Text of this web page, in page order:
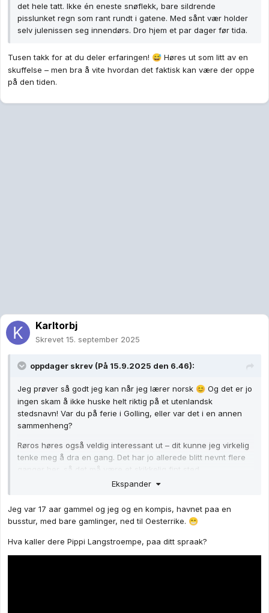
det hele tatt. Ikke én eneste snøflekk, bare sildrende
pisslunket regn som rant rundt i gatene. Med sånt vær holder
selv julenissen seg innendørs. Dro hjem et par dager før tida.
Tusen takk for at du deler erfaringen! 😅 Høres ut som litt av en
skuffelse – men bra å vite hvordan det faktisk kan være der oppe
på den tiden.
Karltorbj
Skrevet 15. september 2025
oppdager skrev (På 15.9.2025 den 6.46):
Jeg prøver så godt jeg kan når jeg lærer norsk 😊 Og det er jo
ingen skam å ikke huske helt riktig på et utenlandsk
stedsnavn! Var du på ferie i Golling, eller var det i en annen
sammenheng?
Røros høres også veldig interessant ut – dit kunne jeg virkelig
tenke meg å dra en gang. Det har jo allerede blitt nevnt flere
ganger her, så det må være et skikkelig fint sted.
Ekspander
Jeg var 17 aar gammel og jeg og en kompis, havnet paa en
busstur, med bare gamlinger, ned til Oesterrike. 😁
Hva kaller dere Pippi Langstroempe, paa ditt spraak?